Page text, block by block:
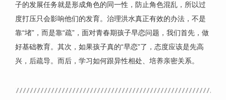
子的发展任务就是形成角色的同一性，防止角色混乱，所以过
度打压只会影响他们的发育。治理洪水真正有效的办法，不是
靠“堵”，而是靠“疏”，面对青春期孩子早恋问题，我们首先，做
好基础教育。其次，如果孩子真的“早恋”了，态度应该是先高
兴，后疏导。而后，学习如何跟异性相处、培养亲密关系。